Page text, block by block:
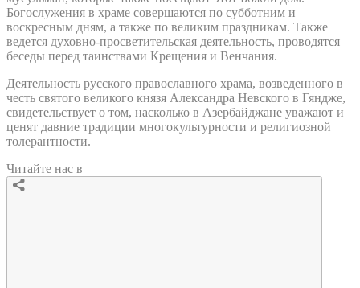
Богослужения в храме совершаются по субботним и
воскресным дням, а также по великим праздникам. Также
ведется духовно-просветительская деятельность, проводятся
беседы перед таинствами Крещения и Венчания.
Деятельность русского православного храма, возведенного в
честь святого великого князя Александра Невского в Гяндже,
свидетельствует о том, насколько в Азербайджане уважают и
ценят давние традиции многокультурности и религиозной
толерантности.
Читайте нас в